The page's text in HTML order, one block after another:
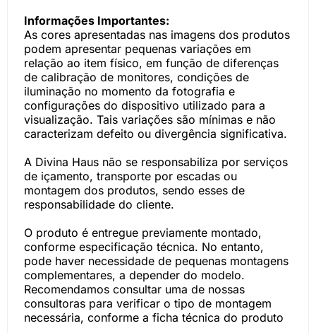
Informações Importantes:
As cores apresentadas nas imagens dos produtos
podem apresentar pequenas variações em
relação ao item físico, em função de diferenças
de calibração de monitores, condições de
iluminação no momento da fotografia e
configurações do dispositivo utilizado para a
visualização. Tais variações são mínimas e não
caracterizam defeito ou divergência significativa.
A Divina Haus não se responsabiliza por serviços
de içamento, transporte por escadas ou
montagem dos produtos, sendo esses de
responsabilidade do cliente.
O produto é entregue previamente montado,
conforme especificação técnica. No entanto,
pode haver necessidade de pequenas montagens
complementares, a depender do modelo.
Recomendamos consultar uma de nossas
consultoras para verificar o tipo de montagem
necessária, conforme a ficha técnica do produto